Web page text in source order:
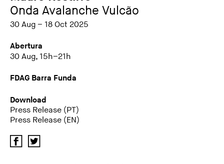
Onda Avalanche Vulcão
30 Aug – 18 Oct 2025
Abertura
30 Aug, 15h–21h
FDAG Barra Funda
Download
Press Release (PT)
Press Release (EN)